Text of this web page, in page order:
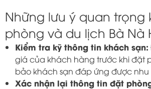
Những lưu ý quan trọng
phòng và du lịch Bà Nà
Kiểm tra kỹ thông tin khách sạn:
giá của khách hàng trước khi đặt
bảo khách sạn đáp ứng được
Xác nhận lại thông tin đặt